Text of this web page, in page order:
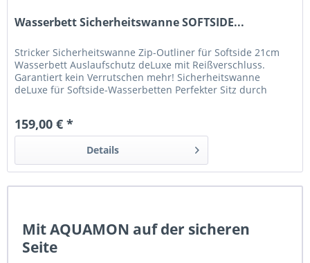
Wasserbett Sicherheitswanne SOFTSIDE...
Stricker Sicherheitswanne Zip-Outliner für Softside 21cm
Wasserbett Auslaufschutz deLuxe mit Reißverschluss.
Garantiert kein Verrutschen mehr! Sicherheitswanne
deLuxe für Softside-Wasserbetten Perfekter Sitz durch
Verrutschen der Wanne mehr Inkl. Anti-Quietsch Matte...
159,00 € *
Details
Mit AQUAMON auf der sicheren
Seite